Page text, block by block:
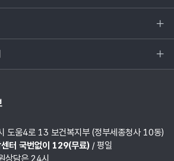
도움4로 13 보건복지부 (정부세종청사 10동)
터 국번없이 129(무료)/ 평일
상담은 24시